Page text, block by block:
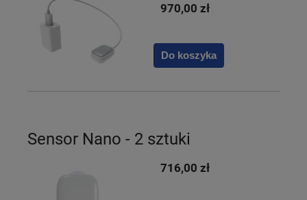
970,00 zł
Do koszyka
Sensor Nano - 2 sztuki
716,00 zł